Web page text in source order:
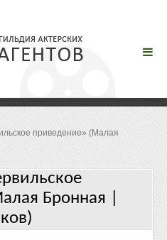
приведение» (Малая
Бронная |